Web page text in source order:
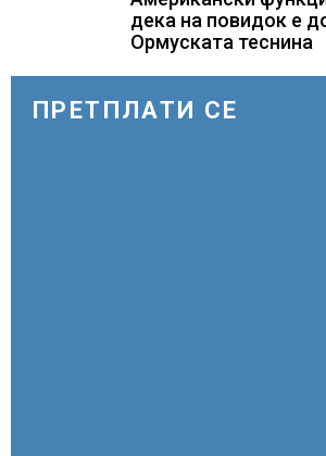
прилепски
дека на повидок е
Ормуската теснина
ПРЕТПЛАТИ СЕ